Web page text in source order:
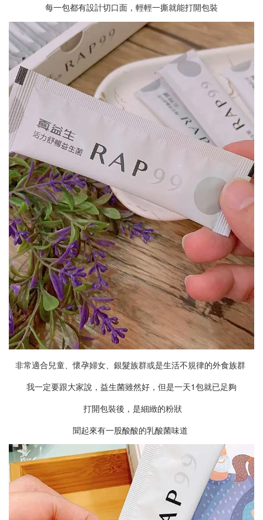
每一包都有設計切口面，輕輕一撕就能打開包裝
非常適合兒童、懷孕婦女、銀髮族群或是生活不規律的外食族群
我一定要跟大家說，益生菌雖然好，但是一天1包就已足夠
打開包裝後，是細緻的粉狀
聞起來有一股酸酸的乳酸菌味道